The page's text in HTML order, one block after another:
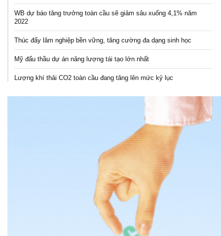
WB dự báo tăng trưởng toàn cầu sẽ giảm sâu xuống 4,1% năm
2022
Thúc đẩy lâm nghiệp bền vững, tăng cường đa dạng sinh học
Mỹ đấu thầu dự án năng lượng tái tạo lớn nhất
Lượng khí thải CO2 toàn cầu đang tăng lên mức kỷ lục